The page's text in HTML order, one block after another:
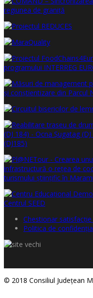
Chestionar
Politica de
© 2018 Consiliul Judeţean